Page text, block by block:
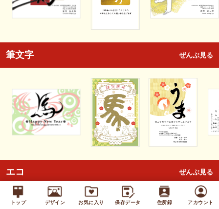
トップ デザイン お気に入り 保存データ 住所録 アカウント
筆文字 ぜんぶ見る
エコ ぜんぶ見る